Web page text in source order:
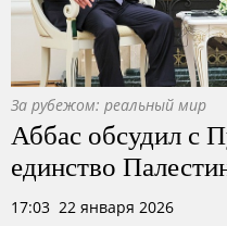
За рубежом: реальный мир
Аббас обсудил с
единство
17:03 22 января 2026